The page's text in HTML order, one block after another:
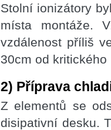
Stolní ionizátory
místa montáže.
vzdálenost příliš
30cm od kritického
2) Příprava
Z elementů se
disipativní desku.